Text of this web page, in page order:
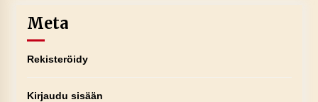
Meta
Rekisteröidy
Kirjaudu sisään